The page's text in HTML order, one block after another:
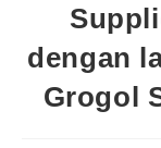
dengan
Grogol